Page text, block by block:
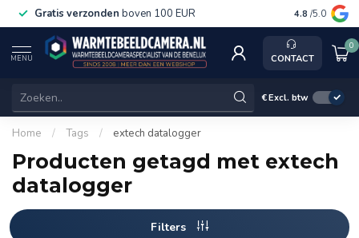
Gratis verzonden boven 100 EUR Service,
4.8 /5.0
MENU CONTACT
0
€Excl. btw
Home / Tags / extech datalogger
Producten getagd met extech
datalogger
Filters